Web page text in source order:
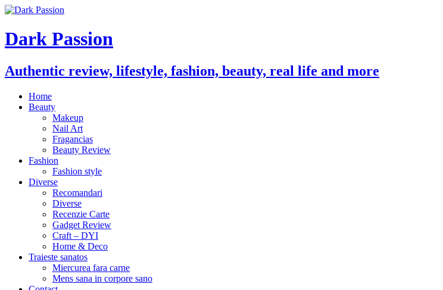
Dark Passion
Authentic review, lifestyle, fashion, beauty, real life and more
Home
Beauty
Makeup
Nail Art
Fragancias
Beauty Review
Fashion
Fashion style
Diverse
Recomandari
Diverse
Recenzie Carte
Gadget Review
Craft – DYI
Home & Deco
Traieste sanatos
Miercurea fara carne
Mens sana in corpore sano